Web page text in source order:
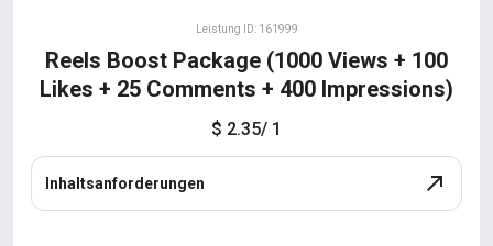
Leistung ID: 161999
Reels Boost Package (1000 Views + 100
Likes + 25 Comments + 400 Impressions)
$ 2.35/ 1
Inhaltsanforderungen